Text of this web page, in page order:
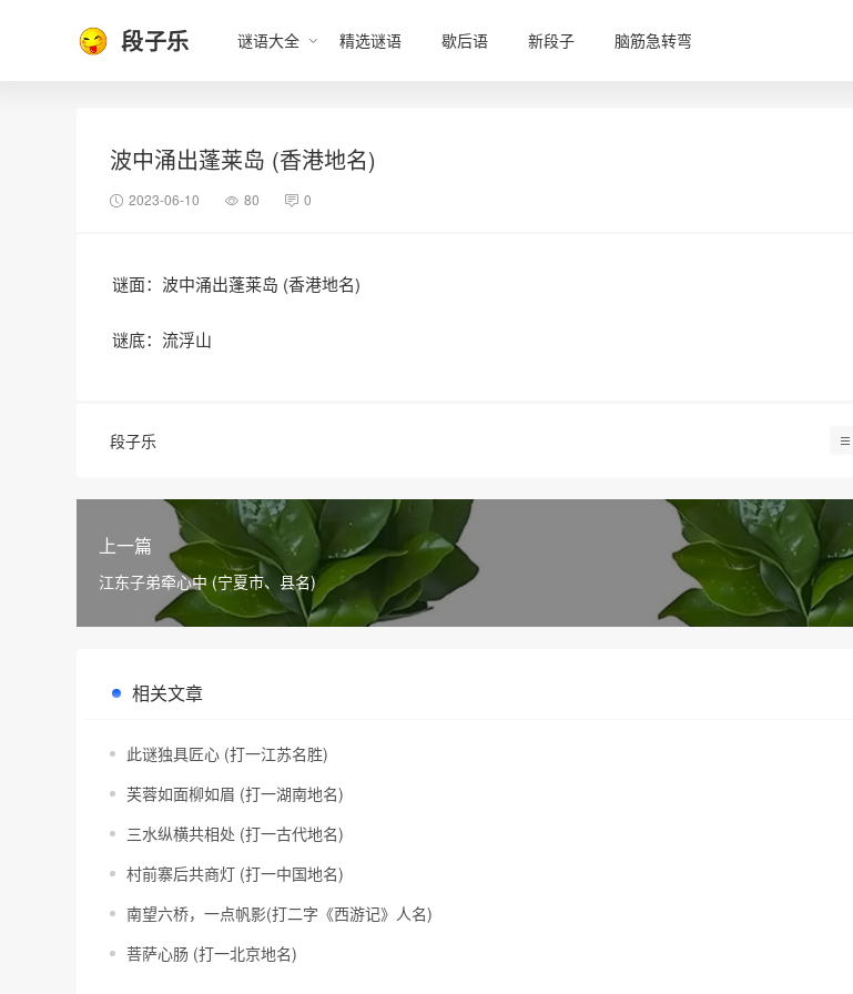
段子乐 谜语大全 精选谜语 歇后语 新段子 脑筋急转弯
波中涌出蓬莱岛 (香港地名)
2023-06-10 80 0
谜面：波中涌出蓬莱岛 (香港地名)
谜底：流浮山
段子乐
上一篇
江东子弟牵心中 (宁夏市、县名)
相关文章
此谜独具匠心 (打一江苏名胜)
芙蓉如面柳如眉 (打一湖南地名)
三水纵横共相处 (打一古代地名)
村前寨后共商灯 (打一中国地名)
南望六桥，一点帆影(打二字《西游记》人名)
菩萨心肠 (打一北京地名)